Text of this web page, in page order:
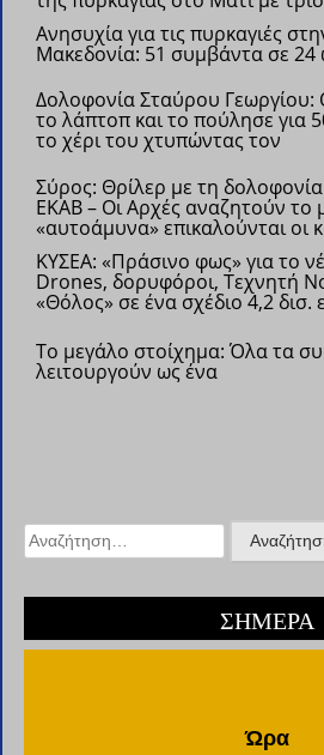
Ανησυχία για τις πυρκαγιές
Μακεδονία: 51 συμβάντα σε 24
Δολοφονία Σταύρου Γεωργίου:
το λάπτοπ και το πούλησε για
το χέρι του χτυπώντας τον
Σύρος: Θρίλερ με τη
ΕΚΑΒ – Οι Αρχές αναζητούν το
«αυτοάμυνα» επικαλούνται οι
ΚΥΣΕΑ: «Πράσινο φως» για το
Drones, δορυφόροι, Τεχνητή
«Θόλος» σε ένα σχέδιο 4,2 δισ.
Το μεγάλο στοίχημα: Όλα τα
λειτουργούν ως ένα
Αναζήτηση
για:
ΣΗΜΕΡΑ
Ώρα